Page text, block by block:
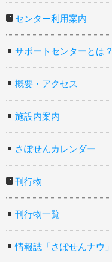
センター利用案内
サポートセンターとは？
概要・アクセス
施設内案内
さぽせんカレンダー
刊行物
刊行物一覧
情報誌「さぽせんナウ」